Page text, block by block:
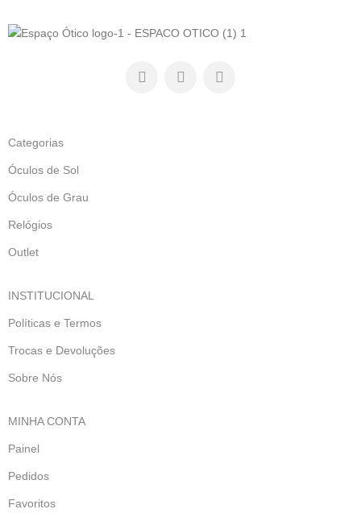
Categorias
Óculos de Sol
Óculos de Grau
Relógios
Outlet
INSTITUCIONAL
Políticas e Termos
Trocas e Devoluções
Sobre Nós
MINHA CONTA
Painel
Pedidos
Favoritos